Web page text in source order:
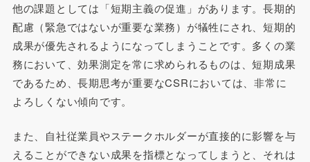
他の課題としては「短期主義の促進」があります。長期的
配慮（緊急ではないが重要な業務）が犠牲にされ、短期的
成果が優先されるようになってしまうことです。多くの業
務において、効果測定を常に求められるものは、短期成果
であるため、長期思考が重要なCSRにおいては、非常に
よろしくない傾向です。
また、自社従業員やステークホルダーが直接的に影響を与
えることができない成果を指標となってしまうと、それは